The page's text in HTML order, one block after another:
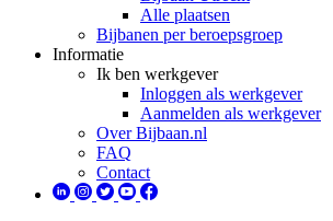
Alle plaatsen
Bijbanen per beroepsgroep
Informatie
Ik ben werkgever
Inloggen als werkgever
Aanmelden als werkgever
Over Bijbaan.nl
FAQ
Contact